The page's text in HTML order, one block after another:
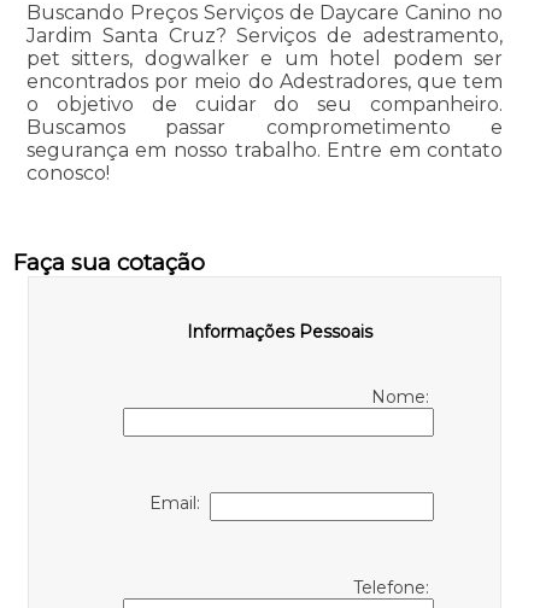
Buscando Preços Serviços de Daycare Canino no
Jardim Santa Cruz? Serviços de adestramento,
pet sitters, dogwalker e um hotel podem ser
encontrados por meio do Adestradores, que tem
o objetivo de cuidar do seu companheiro.
Buscamos passar comprometimento e
segurança em nosso trabalho. Entre em contato
conosco!
Faça sua cotação
Informações Pessoais
Nome:
Email:
Telefone: